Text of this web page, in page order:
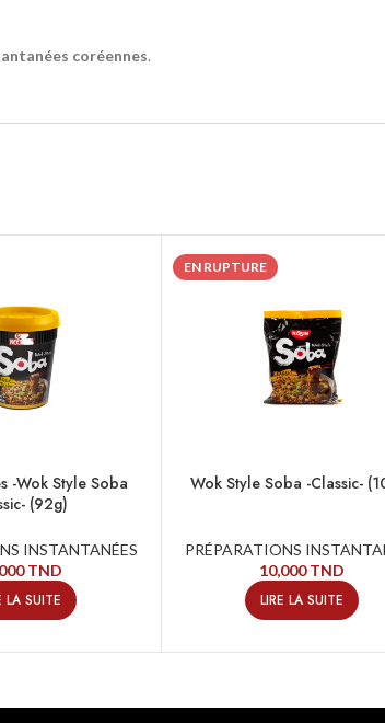
coréennes.
-Wok Style Soba
(92g)
INSTANTANÉES
TND
LA SUITE
EN RUPTURE
Wok Style Soba -Classic-
PRÉPARATIONS
10,000TND
LIRE LA SUITE